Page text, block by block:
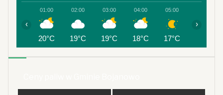
01:00
20°C
02:00
19°C
03:00
19°C
04:00
18°C
05:00
17°C
‹ ›